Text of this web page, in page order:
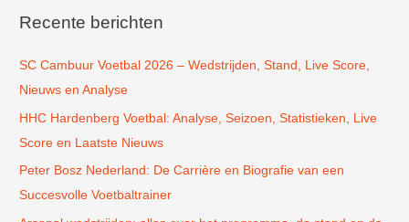
k
a
a
r
:
Recente berichten
SC Cambuur Voetbal 2026 – Wedstrijden, Stand, Live Score,
Nieuws en Analyse
HHC Hardenberg Voetbal: Analyse, Seizoen, Statistieken, Live
Score en Laatste Nieuws
Peter Bosz Nederland: De Carrière en Biografie van een
Succesvolle Voetbaltrainer